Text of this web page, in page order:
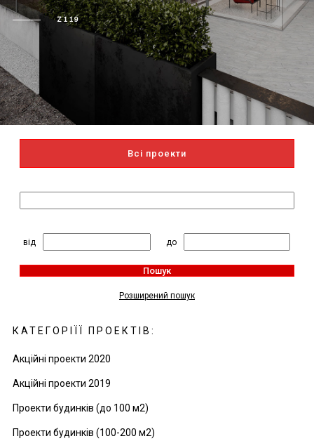
Z119
Всі проекти
від
до
Пошук
Розширений пошук
КАТЕГОРІЇЇ ПРОЕКТІВ:
Акційні проекти 2020
Акційні проекти 2019
Проекти будинків (до 100 м2)
Проекти будинків (100-200 м2)